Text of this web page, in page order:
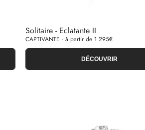
Solitaire - Eclatante II
CAPTIVANTE - à partir de 1 295€
DÉCOUVRIR